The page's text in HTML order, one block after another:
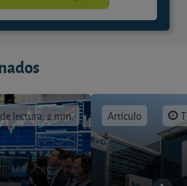
lectura: 2 min. Artículo